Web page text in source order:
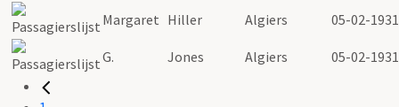
Margaret Hiller Algiers 05-02-1931
G. Jones Algiers 05-02-1931